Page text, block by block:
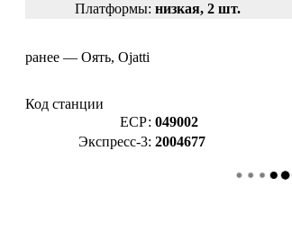
Платформы: низкая, 2 шт.
ранее — Оять, Ojatti
Код станции
ЕСР: 049002
Экспресс-3: 2004677